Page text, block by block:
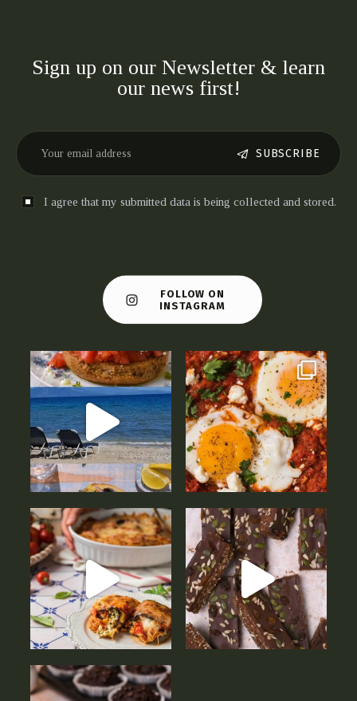
Sign up on our Newsletter & learn
our news first!
SUBSCRIBE
I agree that my submitted data is being collected and stored.
FOLLOW ON
INSTAGRAM